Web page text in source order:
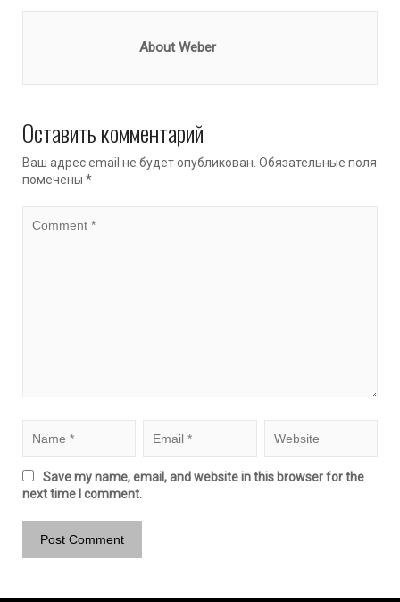
About Weber
Оставить комментарий
Ваш адрес email не будет опубликован. Обязательные поля
помечены *
Save my name, email, and website in this browser for the
next time I comment.